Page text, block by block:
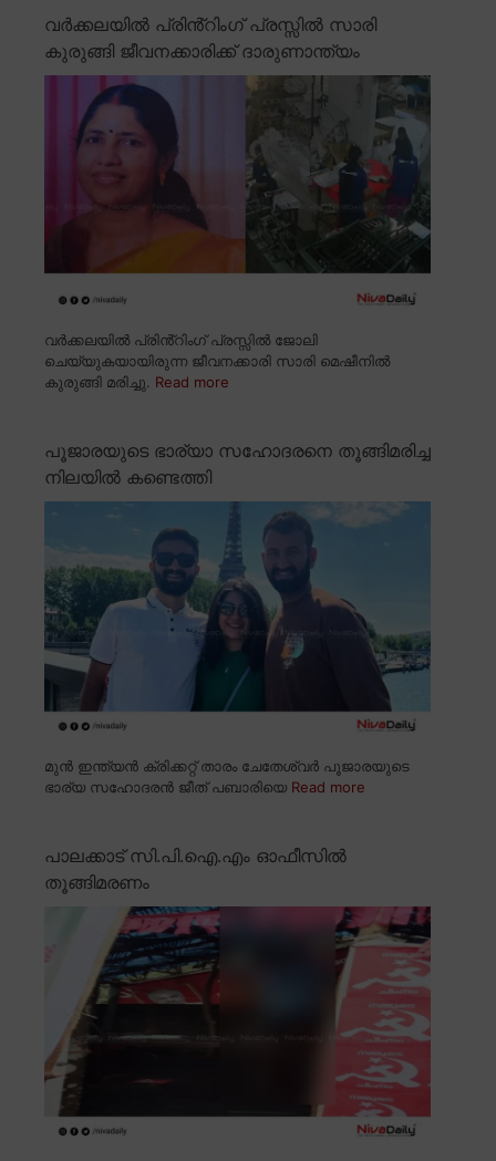
വർക്കലയിൽ പ്രിൻ്റിംഗ് പ്രസ്സിൽ സാരി
കുരുങ്ങി ജീവനക്കാരിക്ക് ദാരുണാന്ത്യം
വർക്കലയിൽ പ്രിൻ്റിംഗ് പ്രസ്സിൽ ജോലി
ചെയ്യുകയായിരുന്ന ജീവനക്കാരി സാരി മെഷീനിൽ
കുരുങ്ങി മരിച്ചു. Read more
പൂജാരയുടെ ഭാര്യാ സഹോദരനെ തൂങ്ങിമരിച്ച
നിലയിൽ കണ്ടെത്തി
മുൻ ഇന്ത്യൻ ക്രിക്കറ്റ് താരം ചേതേശ്വർ പൂജാരയുടെ
ഭാര്യ സഹോദരൻ ജീത് പബാരിയെ Read more
പാലക്കാട് സി.പി.ഐ.എം ഓഫീസിൽ
തൂങ്ങിമരണം